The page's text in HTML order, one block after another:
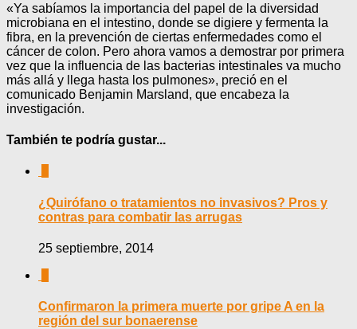
«Ya sabíamos la importancia del papel de la diversidad
microbiana en el intestino, donde se digiere y fermenta la
fibra, en la prevención de ciertas enfermedades como el
cáncer de colon. Pero ahora vamos a demostrar por primera
vez que la influencia de las bacterias intestinales va mucho
más allá y llega hasta los pulmones», preció en el
comunicado Benjamin Marsland, que encabeza la
investigación.
También te podría gustar...
¿Quirófano o tratamientos no invasivos? Pros y
contras para combatir las arrugas
25 septiembre, 2014
Confirmaron la primera muerte por gripe A en la
región del sur bonaerense